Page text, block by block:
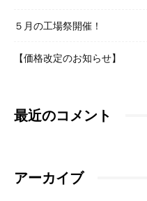
５月の工場祭開催！
【価格改定のお知らせ】
最近のコメント
アーカイブ